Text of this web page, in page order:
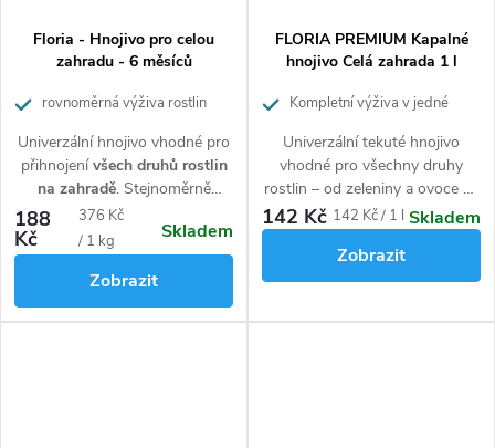
Floria - Hnojivo pro celou
zahradu - 6 měsíců
rovnoměrná výživa rostlin
Univerzální hnojivo vhodné pro
přihnojenívšech druhů rostlin
na zahradě. Stejnoměrně
zásobuje rostliny živinami
přesně í po dobu 6 měsíců
188
Kč
Měrná
cena:
376 Kč
/ 1 kg
Skladem
Zobrazit
FLORIA PREMIUM Kapalné
hnojivo Celá zahrada 1 l
Kompletní výživa v jedné
Univerzální tekuté hnojivo
vhodné pro všechny druhy
rostlin – od zeleniny a ovoce až
po okrasné květiny, zajišťuje
vyrovnanou výživu.
142 Kč Měrná
142 Kč / 1 l Skladem
Zobrazit